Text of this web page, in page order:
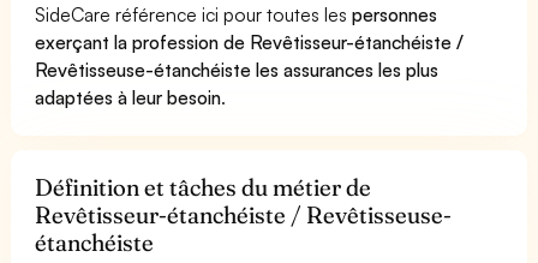
SideCare référence ici pour toutes lespersonnes
exerçant la profession de Revêtisseur-étanchéiste /
Revêtisseuse-étanchéiste les assurances les plus
adaptées à leur besoin.
Définition et tâches du métier de
Revêtisseur-étanchéiste / Revêtisseuse-
étanchéiste